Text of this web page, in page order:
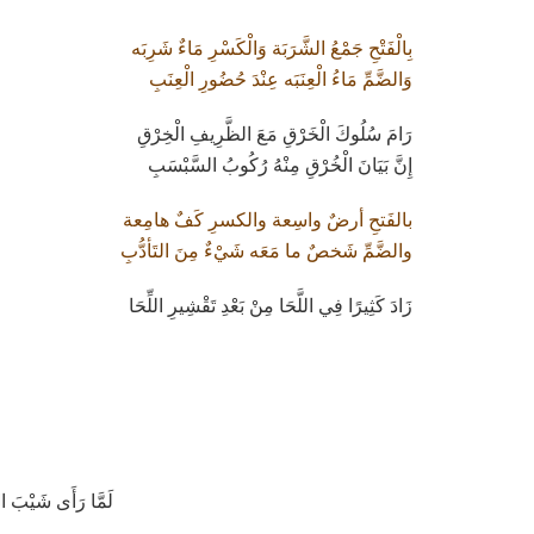
بِالْفَتْحِ جَمْعُ الشَّرَبَة وَالْكَسْرِ مَاءٌ شَرِبَه
وَالضَّمِّ مَاءُ الْعِنَبَه عِنْدَ حُضُورِ الْعِنَبِ
رَامَ سُلُوكَ الْخَرْقِ مَعَ الظَّرِيفِ الْخِرْقِ
إِنَّ بَيَانَ الْخُرْقِ مِنْهُ رُكُوبُ السَّبْسَبِ
بالفَتحِ أرضٌ واسِعة والكسرِ كَفٌ هامِعة
والضَّمِّ شَخصٌ ما مَعَه شَيْءٌ مِنَ التَأدُّبِ
زَادَ كَثِيرًا فِي اللَّحَا مِنْ بَعْدِ تَقْشِيرِ اللِّحَا
لَمَّا رَأَى شَيْبَ